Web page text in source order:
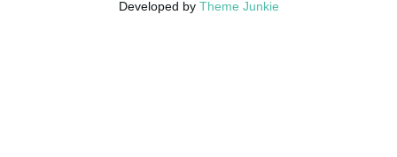
Developed by Theme Junkie